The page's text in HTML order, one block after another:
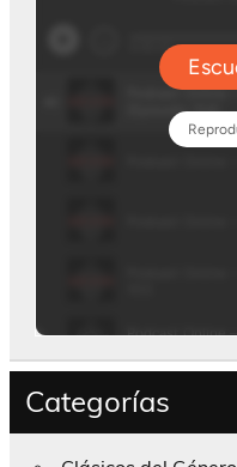
Categorías